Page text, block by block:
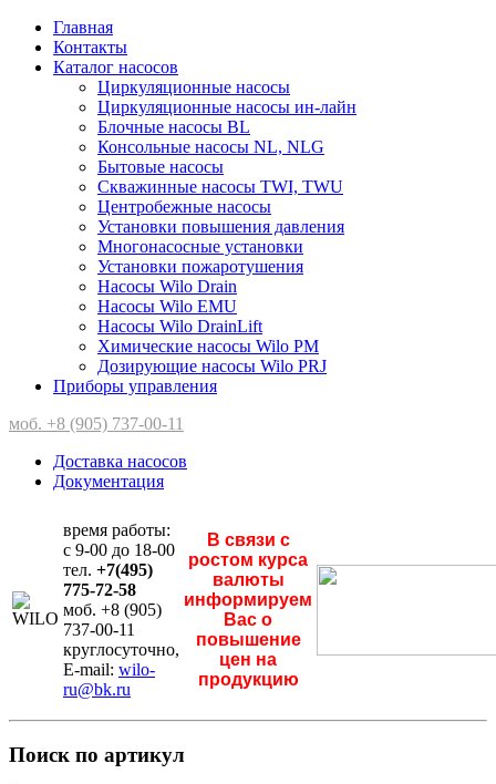
Главная
Контакты
Каталог насосов
Циркуляционные насосы
Циркуляционные насосы ин-лайн
Блочные насосы BL
Консольные насосы NL, NLG
Бытовые насосы
Скважинные насосы TWI, TWU
Центробежные насосы
Установки повышения давления
Многонасосные установки
Установки пожаротушения
Насосы Wilo Drain
Насосы Wilo EMU
Насосы Wilo DrainLift
Химические насосы Wilo PM
Дозирующие насосы Wilo PRJ
Приборы управления
моб. +8 (905) 737-00-11
Доставка насосов
Документация
время работы:
с 9-00 до 18-00
тел. +7(495)
775-72-58
моб. +8 (905)
737-00-11
круглосуточно,
E-mail: wilo-
ru@bk.ru
В связи с
ростом курса
валюты
информируем
Вас о
повышение
цен на
продукцию
Поиск по артикул